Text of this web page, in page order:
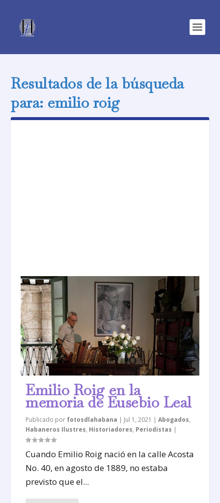
Resultados de la búsqueda
para: emilio roig
Emilio Roig en la
memoria de Eusebio Leal
Publicado por fotosdlahabana | Jul 1, 2021 |Abogados,
Habaneros Ilustres, Historiadores, Periodistas |
Cuando Emilio Roig nació en la calle Acosta
No. 40, en agosto de 1889, no estaba
previsto que el...